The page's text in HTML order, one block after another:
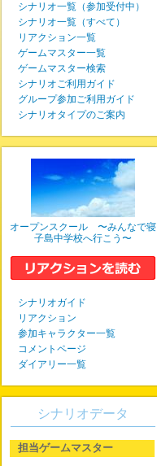
シナリオ一覧（参加受付中）
シナリオ一覧（すべて）
リアクション一覧
ゲームマスター一覧
ゲームマスター検索
シナリオご利用ガイド
グループ参加ご利用ガイド
シナリオタイプのご案内
オープンスクール 〜みんなで寝
子島中学校へ行こう〜
シナリオガイド
リアクション
参加キャラクター一覧
コメントページ
ダイアリー一覧
シナリオデータ
担当ゲームマスター